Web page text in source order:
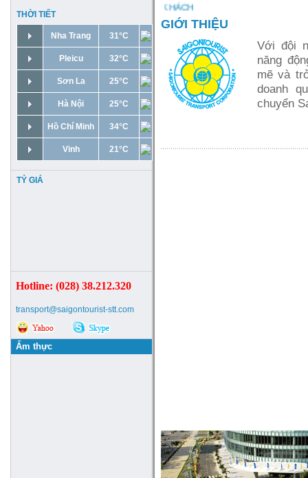
THỜI TIẾT
Nha Trang 31°C
Pleicu 32°C
Sơn La 25°C
Hà Nội 25°C
Hồ Chí Minh 34°C
Vinh 21°C
TỶ GIÁ
Hotline: (028) 38.212.320
transport@saigontourist-stt.com
Ẩm thực
TRÂN TRỌNG KÍNH CHÀO QUÝ KHÁCH
GIỚI THIỆU
Với đội
năng
mẽ và
doanh
chuyển